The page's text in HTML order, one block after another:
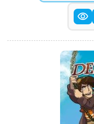
ukrytych w głowie jego
wydobycia dochodzi
wskutek których
w jej obecnym stanie. Pod
Deponia niczym nie różni
wcześniej pierwowzoru, a
gromadzenia przedmiotów
